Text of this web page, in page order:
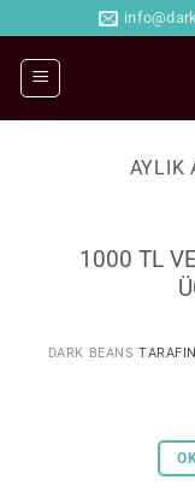
atla
AYLIK
1000 TL
DARK BEANS